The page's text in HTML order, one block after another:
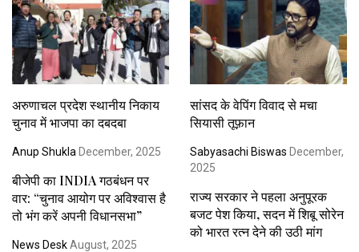
अरुणाचल प्रदेश स्थानीय निकाय
चुनाव में भाजपा का दबदबा
Anup Shukla December, 2025
सांसद के वेपिंग विवाद से मचा
सियासी तूफ़ान
Sabyasachi Biswas December,
2025
बीजेपी का INDIA गठबंधन पर
वार: “चुनाव आयोग पर अविश्वास है
तो भंग करें अपनी विधानसभा”
News DeskAugust, 2025
राज्य सरकार ने पहला अनुपूरक
बजट पेश किया, सदन में शिबू सोरेन
को भारत रत्न देने की उठी मांग